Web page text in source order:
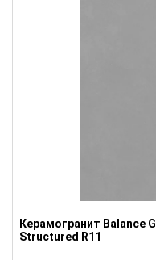
Керамогранит Balance
Structured R11